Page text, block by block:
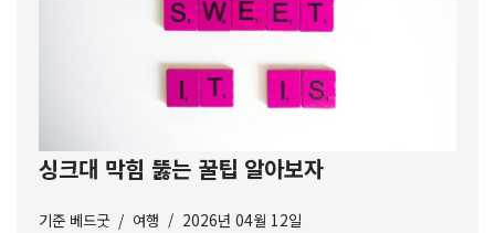
싱크대 막힘 뚫는 꿀팁 알아보자
기준 베드굿 여행 2026년 04월 12일